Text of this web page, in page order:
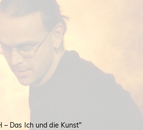
– Das Ich und die Kunst"